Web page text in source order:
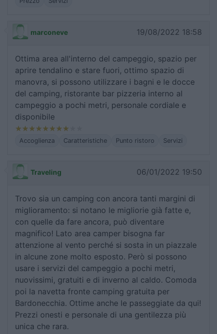
marconeve 19/08/2022 18:58
Ottima area all'interno del campeggio, spazio per
aprire tendalino e stare fuori, ottimo spazio di
manovra, si possono utilizzare i bagni e le docce
del camping, ristorante bar pizzeria interno al
campeggio a pochi metri, personale cordiale e
disponibile
Accoglienza Caratteristiche Punto ristoro Servizi
Traveling 06/01/2022 19:50
Trovo sia un camping con ancora tanti margini di
miglioramento: si notano le migliorie già fatte e,
con quelle da fare ancora, può diventare
magnifico! Lato area camper bisogna far
attenzione al vento perché si sosta in un piazzale
in alcune zone molto esposto. Però si possono
usare i servizi del campeggio a pochi metri,
nuovissimi, gratuiti e di inverno al caldo. Comoda
poi la navetta fronte camping gratuita per
Bardonecchia. Ottime anche le passeggiate da qui!
Prezzi onesti e personale di una gentilezza più
unica che rara.